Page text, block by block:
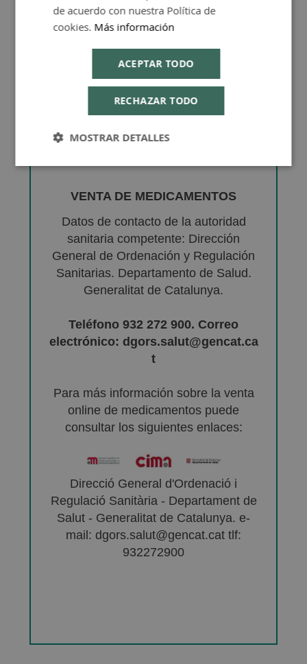
VENTA DE MEDICAMENTOS
Datos de contacto de la autoridad
sanitaria competente: Dirección
General de Ordenación y Regulación
Sanitarias. Departamento de Salud.
Generalitat de Catalunya.
Teléfono 932 272 900. Correo
electrónico: dgors.salut@gencat.ca
t
Para más información sobre la venta
online de medicamentos puede
consultar los siguientes enlaces:
Direcció General d'Ordenació i
Regulació Sanitària - Departament de
Salut - Generalitat de Catalunya. e-
mail: dgors.salut@gencat.cat tlf:
932272900
de acuerdo con nuestra Política de
cookies. Más información
ACEPTAR TODO
RECHAZAR TODO
MOSTRAR DETALLES